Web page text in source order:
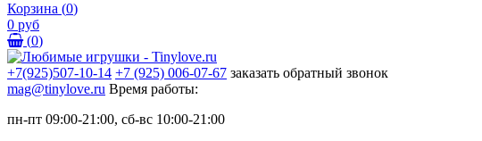
Корзина (0)
0 руб
(0)
+7(925)507-10-14 +7 (925) 006-07-67 заказать обратный звонок
mag@tinylove.ru Время работы:
пн-пт 09:00-21:00, сб-вс 10:00-21:00